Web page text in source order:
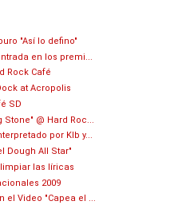
"Así lo defino"
en los premi...
Rock Café
at Acropolis
SD
@ Hard Roc...
por Klb y...
Dough All Star"
las líricas
2009
el Video "Capea el ...